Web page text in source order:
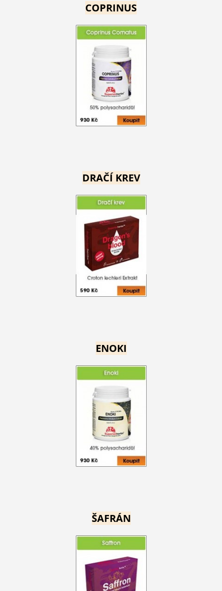
COPRINUS
DRAČÍ KREV
ENOKI
ŠAFRÁN